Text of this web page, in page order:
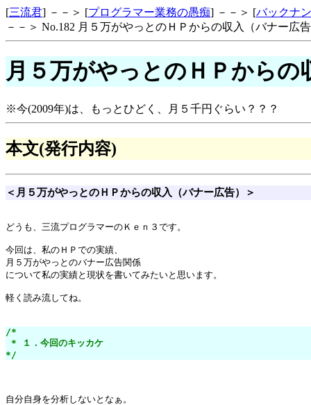
[三流君] －－＞ [プログラマー業務の愚痴] －－＞ [バックナ
－－＞ No.182 月５万がやっとのＨＰからの収入（バナー広
月５万がやっとのＨＰからの
※今(2009年)は、もっとひどく、月５千円ぐらい？？？
本文(発行内容)
＜月５万がやっとのＨＰからの収入（バナー広告）＞
どうも、三流プログラマーのＫｅｎ３です。
今回は、私のＨＰでの実績、
月５万がやっとのバナー広告関係
について私の実績と現状を書いてみたいと思います。
軽く読み流してね。
/*
* １．今回のキッカケ
*/
自分自身を分析しないとなぁ。